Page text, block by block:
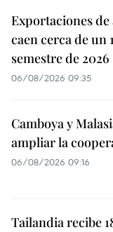
Exportaciones
caen cerca de un
semestre de 2026
06/08/2026 09:35
Camboya y
ampliar la
06/08/2026 09:16
Tailandia recibe